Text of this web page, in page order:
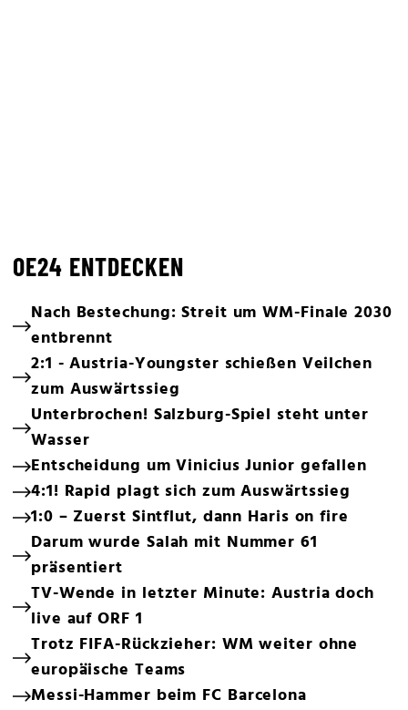
OE24 ENTDECKEN
Nach Bestechung: Streit um WM-Finale 2030
entbrennt
2:1 - Austria-Youngster schießen Veilchen
zum Auswärtssieg
Unterbrochen! Salzburg-Spiel steht unter
Wasser
Entscheidung um Vinicius Junior gefallen
4:1! Rapid plagt sich zum Auswärtssieg
1:0 – Zuerst Sintflut, dann Haris on fire
Darum wurde Salah mit Nummer 61
präsentiert
TV-Wende in letzter Minute: Austria doch
live auf ORF 1
Trotz FIFA-Rückzieher: WM weiter ohne
europäische Teams
Messi-Hammer beim FC Barcelona